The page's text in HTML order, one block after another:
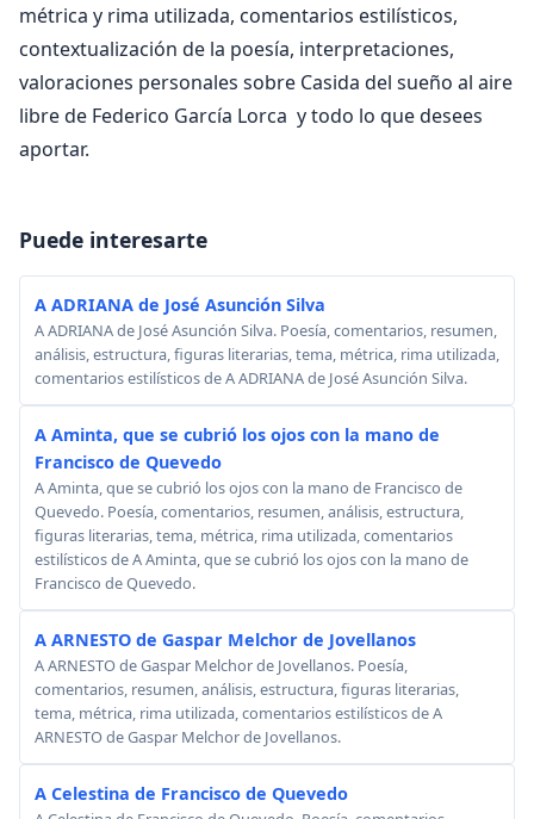
métrica y rima utilizada, comentarios estilísticos,
contextualización de la poesía, interpretaciones,
valoraciones personales sobre Casida del sueño al aire
libre de Federico García Lorca y todo lo que desees
aportar.
Puede interesarte
A ADRIANA de José Asunción Silva
A ADRIANA de José Asunción Silva. Poesía, comentarios, resumen,
análisis, estructura, figuras literarias, tema, métrica, rima utilizada,
comentarios estilísticos de A ADRIANA de José Asunción Silva.
A Aminta, que se cubrió los ojos con la mano de
Francisco de Quevedo
A Aminta, que se cubrió los ojos con la mano de Francisco de
Quevedo. Poesía, comentarios, resumen, análisis, estructura,
figuras literarias, tema, métrica, rima utilizada, comentarios
estilísticos de A Aminta, que se cubrió los ojos con la mano de
Francisco de Quevedo.
A ARNESTO de Gaspar Melchor de Jovellanos
A ARNESTO de Gaspar Melchor de Jovellanos. Poesía,
comentarios, resumen, análisis, estructura, figuras literarias,
tema, métrica, rima utilizada, comentarios estilísticos de A
ARNESTO de Gaspar Melchor de Jovellanos.
A Celestina de Francisco de Quevedo